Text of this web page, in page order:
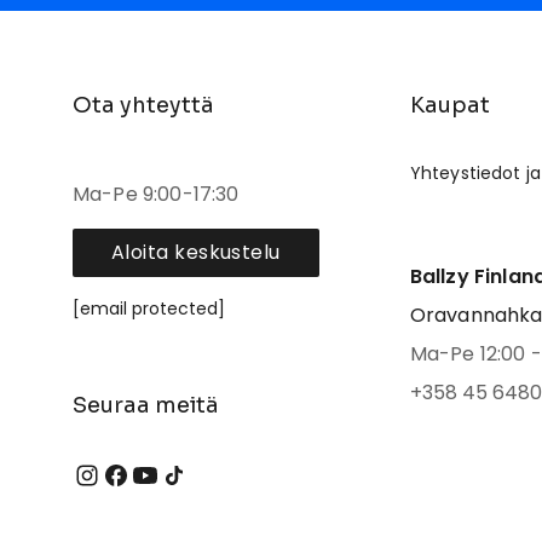
Ota yhteyttä
Ma-Pe 9:00-17:30
Aloita keskustelu
[email protected]
Seuraa meitä
Kaupat
Yhteystiedot
Ballzy
Ma-Pe 12:00 -
+358 45